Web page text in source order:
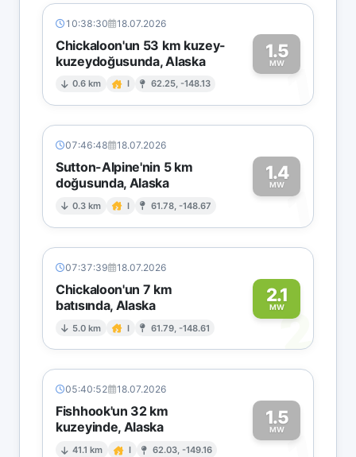
10:38:30 18.07.2026
Chickaloon'un 53 km kuzey-
kuzeydoğusunda, Alaska
0.6 km I 62.25, -148.13
1.5
MW1
07:46:48 18.07.2026
Sutton-Alpine'nin 5 km
doğusunda, Alaska
0.3 km I 61.78, -148.67
1.4
MW1
07:37:39 18.07.2026
Chickaloon'un 7 km
batısında, Alaska
5.0 km I 61.79, -148.61
2.1
MW2
05:40:52 18.07.2026
Fishhook'un 32 km
kuzeyinde, Alaska
41.1 km I 62.03, -149.16
1.5
MW